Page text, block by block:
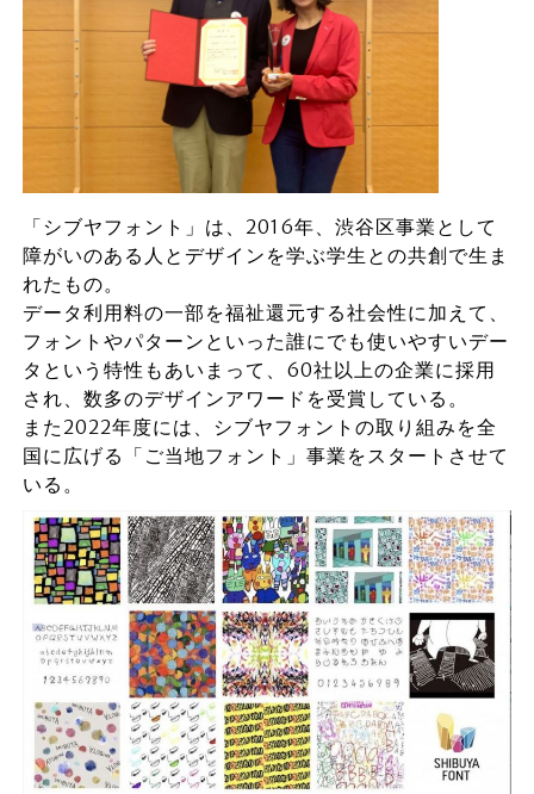
「シブヤフォント」は、2016年、渋谷区事業として
障がいのある人とデザインを学ぶ学生との共創で生ま
れたもの。
データ利用料の一部を福祉還元する社会性に加えて、
フォントやパターンといった誰にでも使いやすいデー
タという特性もあいまって、60社以上の企業に採用
され、数多のデザインアワードを受賞している。
また2022年度には、シブヤフォントの取り組みを全
国に広げる「ご当地フォント」事業をスタートさせて
いる。